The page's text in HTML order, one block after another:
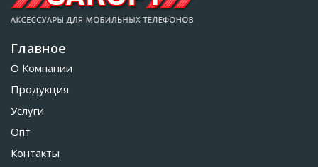
Главное
О Компании
Продукция
Услуги
Опт
Контакты